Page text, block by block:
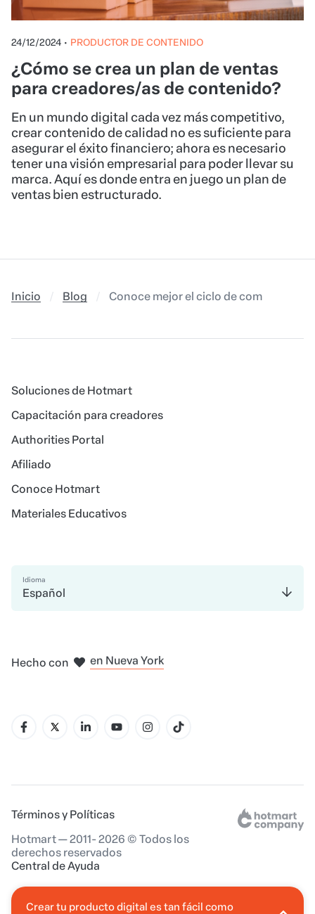
24/12/2024 • PRODUCTOR DE CONTENIDO
¿Cómo se crea un plan de ventas
para creadores/as de contenido?
En un mundo digital cada vez más competitivo,
crear contenido de calidad no es suficiente para
asegurar el éxito financiero; ahora es necesario
tener una visión empresarial para poder llevar su
marca. Aquí es donde entra en juego un plan de
ventas bien estructurado.
Inicio Blog Conoce mejor el ciclo de compras de
Soluciones de Hotmart
Capacitación para creadores
Authorities Portal
Afiliado
Conoce Hotmart
Materiales Educativos
Idioma
Español
Hecho con
en Belo Horizonte
Términos y Políticas
Hotmart — 2011- 2026 © Todos los
derechos reservados
Central de Ayuda
Crear tu producto digital es tan fácil como